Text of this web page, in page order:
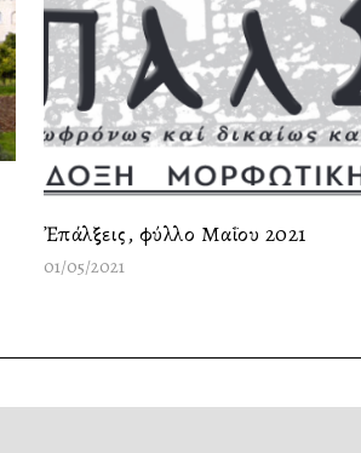
Ἐπάλξεις, φύλλο Μαΐου 2021
01/05/2021